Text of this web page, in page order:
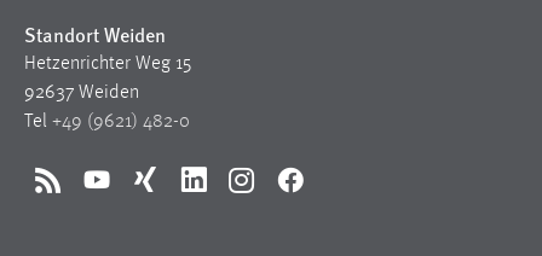
Standort Weiden
Hetzenrichter Weg 15
92637 Weiden
Tel +49 (9621) 482-0
RSS YouTubeXing LinkedInInstagramFacebook